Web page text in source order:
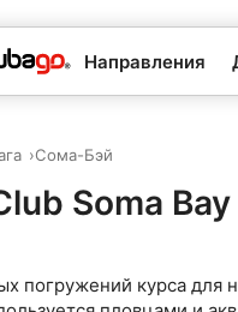
Направления
Сома-Бэй
Soma
погружений курса для